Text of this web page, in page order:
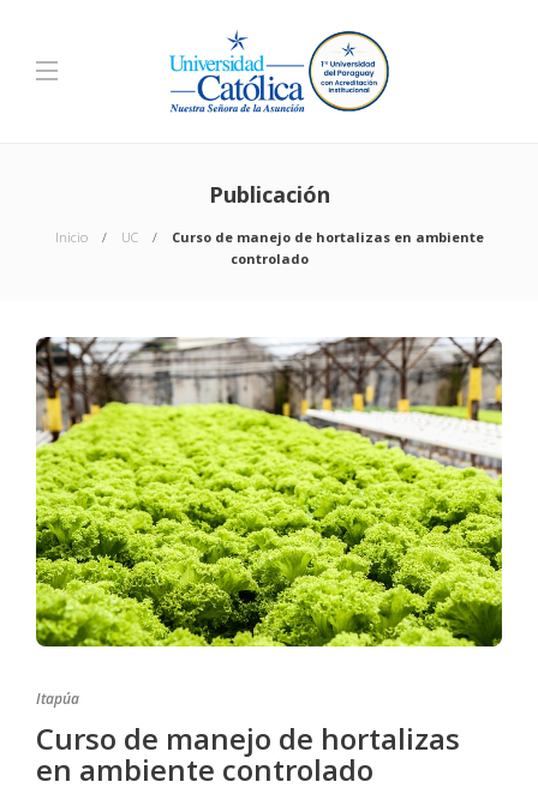
Publicación
Inicio UC
Curso de manejo de hortalizas en ambiente
controlado
Itapúa
Curso de manejo de hortalizas
en ambiente controlado